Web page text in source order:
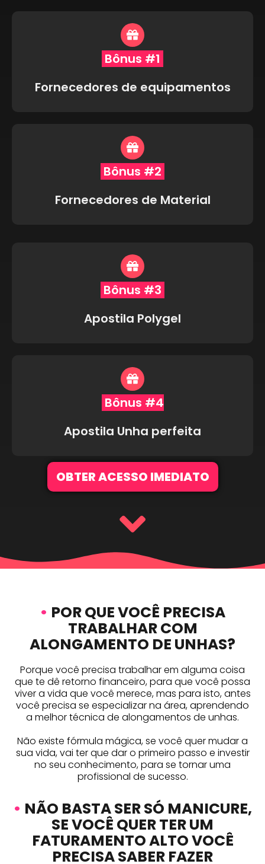
Bônus #1
Fornecedores de equipamentos
Bônus #2
Fornecedores de Material
Bônus #3
Apostila Polygel
Bônus #4
Apostila Unha perfeita
OBTER ACESSO IMEDIATO
• POR QUE VOCÊ PRECISA
TRABALHAR COM
ALONGAMENTO DE UNHAS?
Porque você precisa trabalhar em alguma coisa
que te dê retorno financeiro, para que você possa
viver a vida que você merece, mas para isto, antes
você precisa se especializar na área, aprendendo
a melhor técnica de alongamentos de unhas.
Não existe fórmula mágica, se você quer mudar a
sua vida, vai ter que dar o primeiro passo e investir
no seu conhecimento, para se tornar uma
profissional de sucesso.
• NÃO BASTA SER SÓ MANICURE,
SE VOCÊ QUER TER UM
FATURAMENTO ALTO VOCÊ
PRECISA SABER FAZER